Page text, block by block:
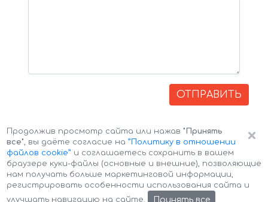
ОТПРАВИТЬ
Авторские права © 2026 Авто-Аренда Cookie Policy
×
Продолжив просмотр сайта или нажав "Принять
все", вы даёте согласие на ”Политику в отношении
файлов cookie” и соглашаетесь сохранить в вашем
браузере куки-файлы (основные и внешние), позволяющие
нам получать больше маркетинговой информации,
регистрировать особенности использования сайта и
улучшать навигацию на сайте.
Принять все